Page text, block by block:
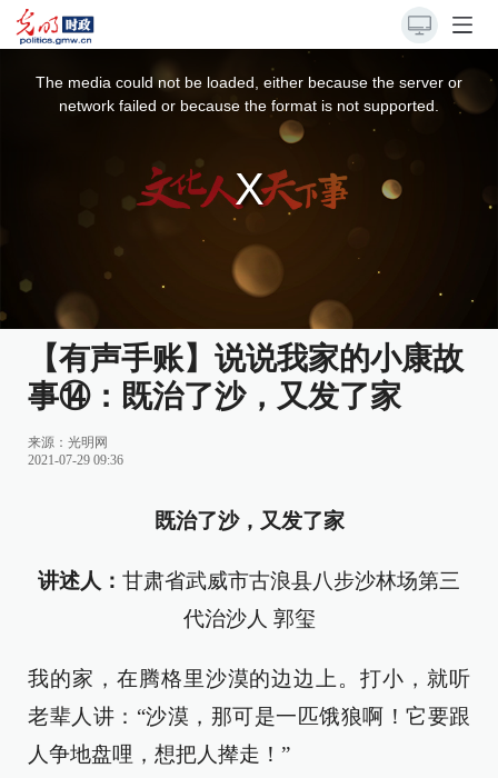
The media could not be loaded, either because the server or
network failed or because the format is not supported.
【有声手账】说说我家的小康故
事⑭：既治了沙，又发了家
来源： 光明网
2021-07-29 09:36
既治了沙，又发了家
讲述人： 甘肃省武威市古浪县八步沙林场第三
代治沙人 郭玺
我的家，在腾格里沙漠的边边上。打小，就听
老辈人讲：“沙漠，那可是一匹饿狼啊！它要跟
人争地盘哩，想把人撵走！”